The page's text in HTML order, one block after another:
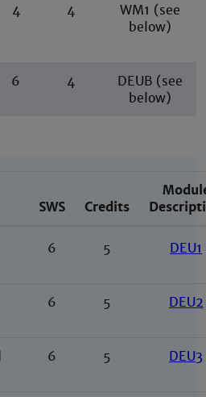
4 4
WM1 (see
below)
6 4
DEUB (see
below)
SWS Credits
6 5 DEU1
6 5 DEU2
6 5 DEU3